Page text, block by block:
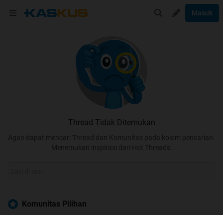
Masuk
Thread Tidak Ditemukan
Agan dapat mencari Thread dan Komunitas pada kolom pencarian.
Menemukan inspirasi dari Hot Threads.
Komunitas Pilihan